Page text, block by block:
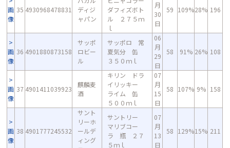
画
像
35 4930968478831
ディジ
ャパン
ダフィズボト
ル ２７５ｍ
ｌ
月
30
日
59 109%28% 196
画
像
36 4901880873158
サッポ
ロビー
ル
サッポロ 常
夏気分 缶
３５０ｍｌ
06
月
29
日
58 91% 26% 108
画
像
37 4901411039923
麒麟麦
酒
キリン ドラ
イリッキー
ライム 缶
５００ｍｌ
07
月
15
日
58 107% 9% 158
画
像
38 4901777245532
サント
リーホ
ールデ
ィング
サントリー
マリブコー
ラ 瓶 ２７
５ｍｌ
07
月
13
日
58 129%15% 211